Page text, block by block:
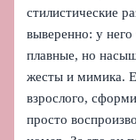
стилистические
выверенно: у
плавные, но
жесты и мимика.
взрослого,
просто